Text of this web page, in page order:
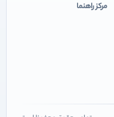
مرکز راهنما